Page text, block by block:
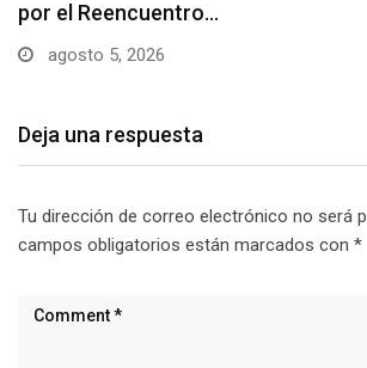
agosto 4, 2026
Deja una respuesta
Tu dirección de correo electrónico no será
campos obligatorios están marcados con *